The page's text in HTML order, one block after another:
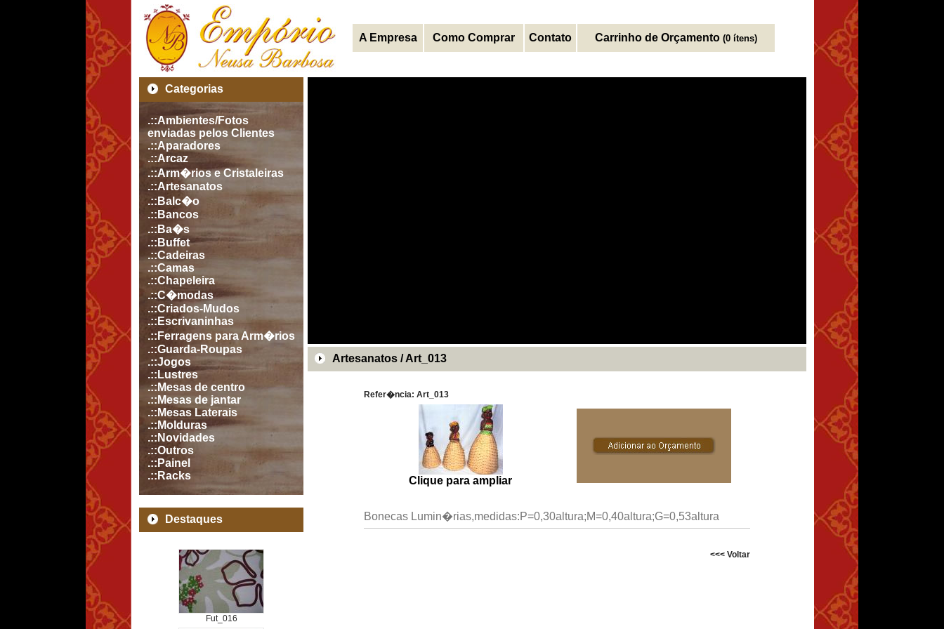
A Empresa Como Comprar Contato Carrinho de Orçamento (0 ítens)
Categorias
.::Ambientes/Fotos
enviadas pelos Clientes
.::Aparadores
.::Arcaz
.::Arm�rios e Cristaleiras
.::Artesanatos
.::Balc�o
.::Bancos
.::Ba�s
.::Buffet
.::Cadeiras
.::Camas
.::Chapeleira
.::C�modas
.::Criados-Mudos
.::Escrivaninhas
.::Ferragens para Arm�rios
.::Guarda-Roupas
.::Jogos
.::Lustres
.::Mesas de centro
.::Mesas de jantar
.::Mesas Laterais
.::Molduras
.::Novidades
.::Outros
.::Painel
.::Racks
Destaques
Fut_016
Artesanatos / Art_013
Refer�ncia: Art_013
Clique para ampliar
Bonecas Lumin�rias,medidas:P=0,30altura;M=0,40altura;G=0,53altura
<<< Voltar